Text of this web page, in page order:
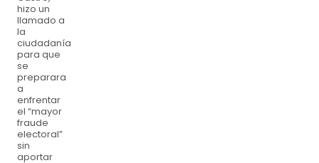
hizo un
llamado a
la
ciudadanía
para que
se
preparara
a
enfrentar
el “mayor
fraude
electoral”
sin
aportar